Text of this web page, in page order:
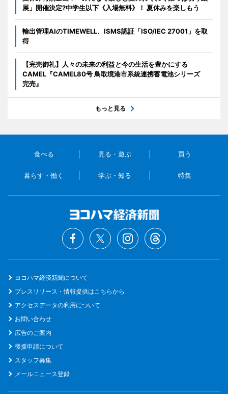
展」開催決定?中学生以下《入場無料》！ 夏休みを楽しもう
輸出管理AIのTIMEWELL、ISMS認証「ISO/IEC 27001」を取
得
【完売御礼】人々の未来の利益と今の生活を豊かにする
CAMEL『CAMEL80号 鳥取境港市系統連携蓄電池シリーズ
完売』
もっと見る
食べる 見る・遊ぶ 買う
暮らす・働く 学ぶ・知る 特集
ヨコハマ経済新聞について
プレスリリース・情報提供はこちらから
アクセスデータの利用について
お問い合わせ
広告のご案内
後援申請について
スタッフ募集
メールニュース登録